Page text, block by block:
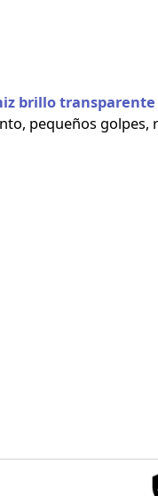
brillo transparente
pequeños